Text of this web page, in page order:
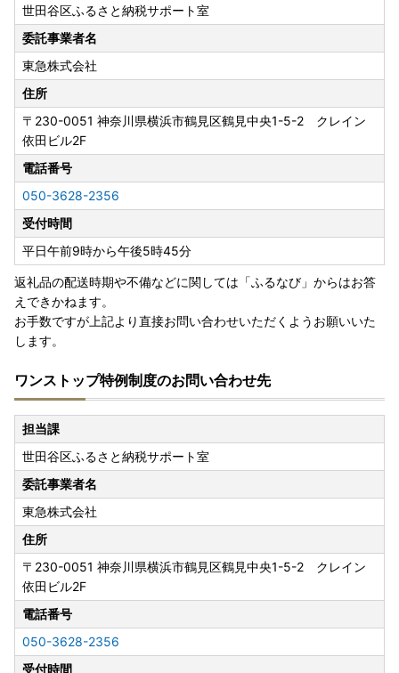
世田谷区ふるさと納税サポート室
委託事業者名
東急株式会社
住所
〒230-0051 神奈川県横浜市鶴見区鶴見中央1-5-2 クレイン
依田ビル2F
電話番号
050-3628-2356
受付時間
平日午前9時から午後5時45分
返礼品の配送時期や不備などに関しては「ふるなび」からはお答
えできかねます。
お手数ですが上記より直接お問い合わせいただくようお願いいた
します。
ワンストップ特例制度のお問い合わせ先
担当課
世田谷区ふるさと納税サポート室
委託事業者名
東急株式会社
住所
〒230-0051 神奈川県横浜市鶴見区鶴見中央1-5-2 クレイン
依田ビル2F
電話番号
050-3628-2356
受付時間